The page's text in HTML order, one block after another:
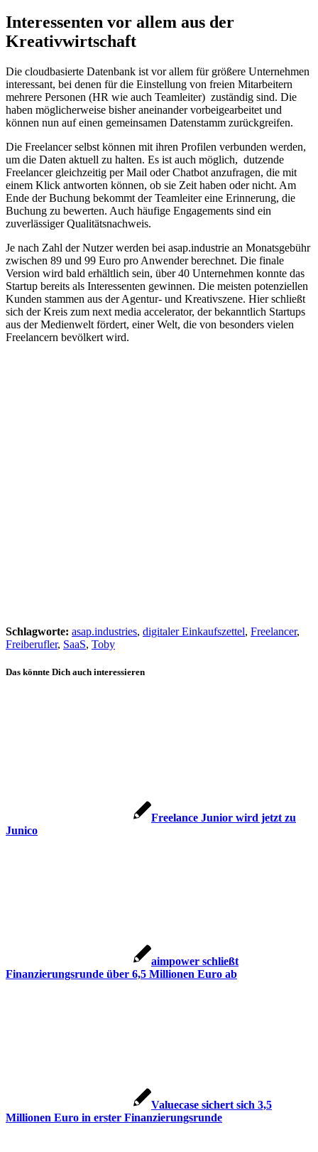
Interessenten vor allem aus der
Kreativwirtschaft
Die cloudbasierte Datenbank ist vor allem für größere Unternehmen
interessant, bei denen für die Einstellung von freien Mitarbeitern
mehrere Personen (HR wie auch Teamleiter) zuständig sind. Die
haben möglicherweise bisher aneinander vorbeigearbeitet und
können nun auf einen gemeinsamen Datenstamm zurückgreifen.
Die Freelancer selbst können mit ihren Profilen verbunden werden,
um die Daten aktuell zu halten. Es ist auch möglich, dutzende
Freelancer gleichzeitig per Mail oder Chatbot anzufragen, die mit
einem Klick antworten können, ob sie Zeit haben oder nicht. Am
Ende der Buchung bekommt der Teamleiter eine Erinnerung, die
Buchung zu bewerten. Auch häufige Engagements sind ein
zuverlässiger Qualitätsnachweis.
Je nach Zahl der Nutzer werden bei asap.industrie an Monatsgebühr
zwischen 89 und 99 Euro pro Anwender berechnet. Die finale
Version wird bald erhältlich sein, über 40 Unternehmen konnte das
Startup bereits als Interessenten gewinnen. Die meisten potenziellen
Kunden stammen aus der Agentur- und Kreativszene. Hier schließt
sich der Kreis zum next media accelerator, der bekanntlich Startups
aus der Medienwelt fördert, einer Welt, die von besonders vielen
Freelancern bevölkert wird.
Schlagworte: asap.industries, digitaler Einkaufszettel, Freelancer,
Freiberufler, SaaS, Toby
Das könnte Dich auch interessieren
Freelance Junior wird jetzt zu
Junico
aimpower schließt
Finanzierungsrunde über 6,5 Millionen Euro ab
Valuecase sichert sich 3,5
Millionen Euro in erster Finanzierungsrunde